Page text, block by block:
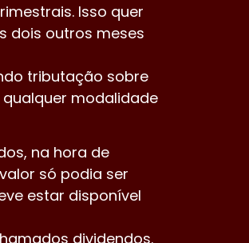
Isso quer
dois outros meses
tributação sobre
modalidade
na hora de
só podia ser
estar disponível
dividendos.